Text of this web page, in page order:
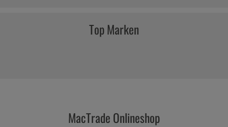
Top Marken
MacTrade Onlineshop